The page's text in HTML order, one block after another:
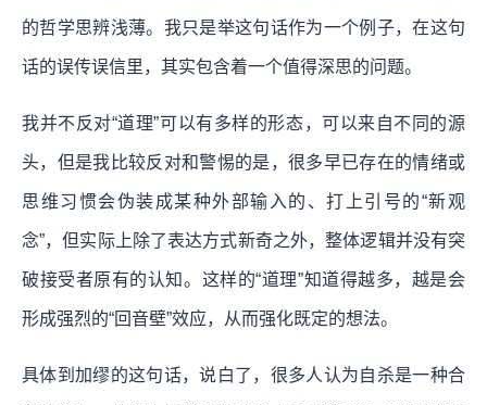
的哲学思辨浅薄。我只是举这句话作为一个例子，在这句
话的误传误信里，其实包含着一个值得深思的问题。
我并不反对“道理”可以有多样的形态，可以来自不同的源
头，但是我比较反对和警惕的是，很多早已存在的情绪或
思维习惯会伪装成某种外部输入的、打上引号的“新观
念”，但实际上除了表达方式新奇之外，整体逻辑并没有突
破接受者原有的认知。这样的“道理”知道得越多，越是会
形成强烈的“回音壁”效应，从而强化既定的想法。
具体到加缪的这句话，说白了，很多人认为自杀是一种合